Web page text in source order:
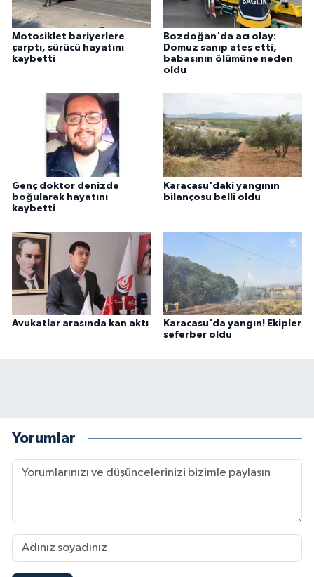
Motosiklet bariyerlere
çarptı, sürücü hayatını
kaybetti
Bozdoğan'da acı olay:
Domuz sanıp ateş etti,
babasının ölümüne neden
oldu
Genç doktor denizde
boğularak hayatını
kaybetti
Karacasu'daki yangının
bilançosu belli oldu
Avukatlar arasında kan aktı
Karacasu'da yangın! Ekipler
seferber oldu
Yorumlar